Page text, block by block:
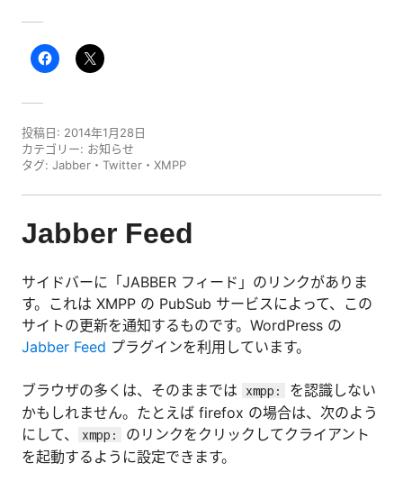
投稿日: 2014年1月28日
カテゴリー: お知らせ
タグ: Jabber ・ Twitter ・ XMPP
Jabber Feed
サイドバーに「JABBER フィード」のリンクがありま
す。これは XMPP の PubSub サービスによって、この
サイトの更新を通知するものです。WordPress の
Jabber Feed プラグインを利用しています。
ブラウザの多くは、そのままでは xmpp:
を認識しない
かもしれません。たとえば firefox の場合は、次のよう
にして、
xmpp:
のリンクをクリックしてクライアント
を起動するように設定できます。